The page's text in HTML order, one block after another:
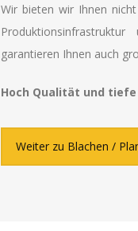
Wir bieten wir Ihnen
garantieren Ihnen auch
Hoch Qualität und
Weiter zu Blachen /